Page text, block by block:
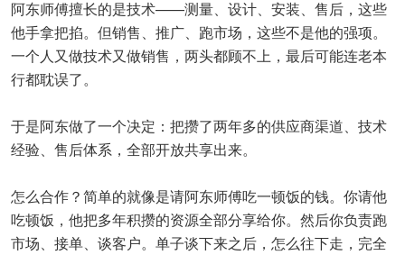
阿东师傅擅长的是技术——测量、设计、安装、售后，这些
他手拿把掐。但销售、推广、跑市场，这些不是他的强项。
一个人又做技术又做销售，两头都顾不上，最后可能连老本
行都耽误了。
于是阿东做了一个决定：把攒了两年多的供应商渠道、技术
经验、售后体系，全部开放共享出来。
怎么合作？简单的就像是请阿东师傅吃一顿饭的钱。你请他
吃顿饭，他把多年积攒的资源全部分享给你。然后你负责跑
市场、接单、谈客户。单子谈下来之后，怎么往下走，完全